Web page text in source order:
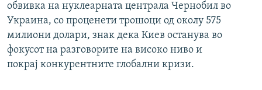
обвивка на нуклеарната централа Чернобил во
Украина, со проценети трошоци од околу 575
милиони долари, знак дека Киев останува во
фокусот на разговорите на високо ниво и
покрај конкурентните глобални кризи.